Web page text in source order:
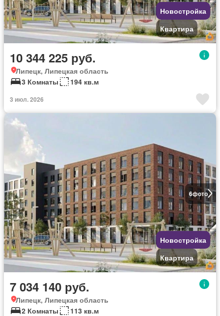
Новостройка
Квартира
10 344 225 руб.
Липецк, Липецкая область
3 Комнаты
194 кв.м
3 июл. 2026
6фото
Новостройка
Квартира
7 034 140 руб.
Липецк, Липецкая область
2 Комнаты
113 кв.м